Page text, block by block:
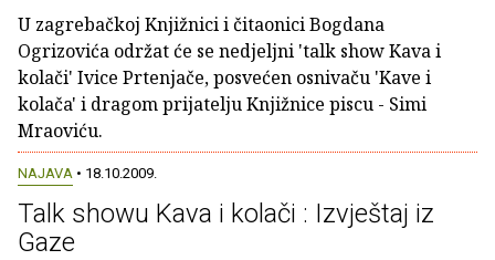
U zagrebačkoj Knjižnici i čitaonici Bogdana
Ogrizovića održat će se nedjeljni 'talk show Kava i
kolači' Ivice Prtenjače, posvećen osnivaču 'Kave i
kolača' i dragom prijatelju Knjižnice piscu - Simi
Mraoviću.
NAJAVA • 18.10.2009.
Talk showu Kava i kolači : Izvještaj iz
Gaze